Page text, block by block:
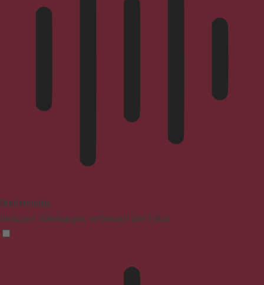
Blindenmodus
Reduziert Ablenkungen, verbessert den Fokus